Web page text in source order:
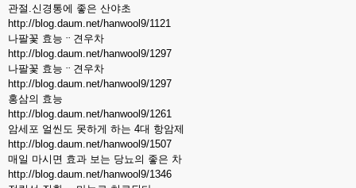
관절.신경통에 좋은 산야초
http://blog.daum.net/hanwool9/1121
나팔꽃 효능ᆢ견우차
http://blog.daum.net/hanwool9/1297
나팔꽃 효능ᆢ견우차
http://blog.daum.net/hanwool9/1297
홍삼의 효능
http://blog.daum.net/hanwool9/1261
암세포 얼씬도 못하게 하는 4대 항암제
http://blog.daum.net/hanwool9/1507
매일 마시면 효과 보는 당뇨의 좋은 차
http://blog.daum.net/hanwool9/1346